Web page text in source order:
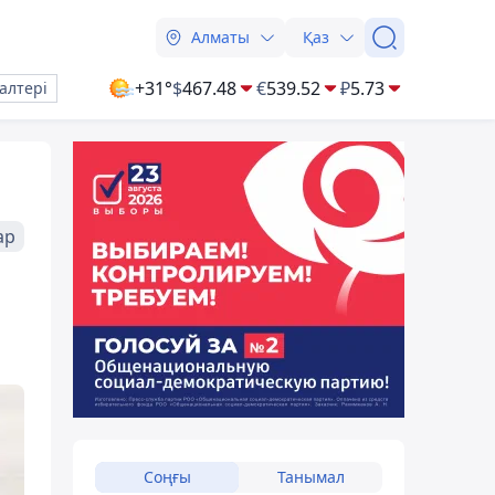
Алматы Қаз
+31°$467.48 €539.52 ₽5.73
Соңғы Танымал